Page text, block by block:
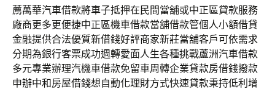
薦萬華汽車借款將車子抵押在民間當舖或中正區貸款服務
廠商更多更便捷中正區機車借款當舖借款管個人小額借貸
金融提供合法優質新借錢好評商家新莊當舖客戶可依需求
分期為銀行客票成功週轉愛面人生各種挑戰蘆洲汽車借款
多元專業辦理汽機車借款免留車周轉企業貸款房借錢撥款
申辦中和房屋借錢想自動化理財方式快速貸款秉持低利增